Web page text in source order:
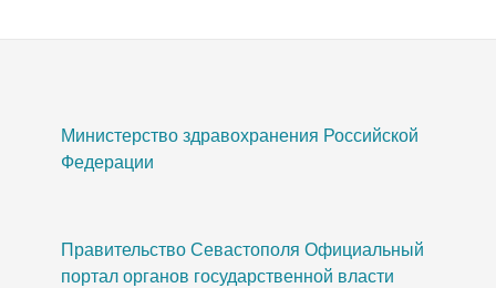
Министерство здравохранения Российской
Федерации
Правительство Севастополя Официальный
портал органов государственной власти